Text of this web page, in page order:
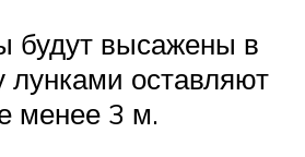
будут высажены в
лунками оставляют
менее 3 м.